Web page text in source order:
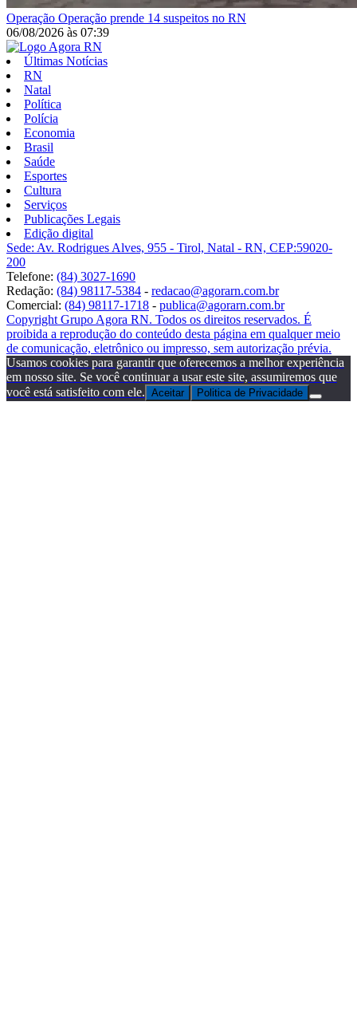
Operação Operação prende 14 suspeitos no RN
06/08/2026 às 07:39
Últimas Notícias
RN
Natal
Política
Polícia
Economia
Brasil
Saúde
Esportes
Cultura
Serviços
Publicações Legais
Edição digital
Sede: Av. Rodrigues Alves, 955 - Tirol, Natal - RN, CEP:59020-
200
Telefone: (84) 3027-1690
Redação: (84) 98117-5384 - redacao@agorarn.com.br
Comercial: (84) 98117-1718 - publica@agorarn.com.br
Copyright Grupo Agora RN. Todos os direitos reservados. É
proibida a reprodução do conteúdo desta página em qualquer meio
de comunicação, eletrônico ou impresso, sem autorização prévia.
Usamos cookies para garantir que oferecemos a melhor experiência
em nosso site. Se você continuar a usar este site, assumiremos que
você está satisfeito com ele. Aceitar Politica de Privacidade